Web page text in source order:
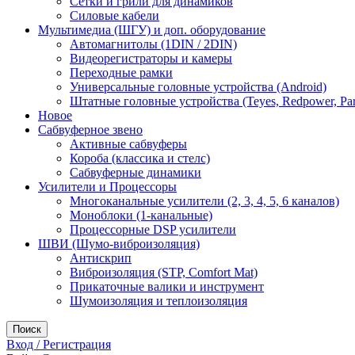
Силовые кабели
Мультимедиа (ШГУ) и доп. оборудование
Автомагнитолы (1DIN / 2DIN)
Видеорегистраторы и камеры
Переходные рамки
Универсальные головные устройства (Android)
Штатные головные устройства (Teyes, Redpower,
Новое
Сабвуферное звено
Активные сабвуферы
Короба (классика и стелс)
Сабвуферные динамики
Усилители и Процессоры
Многоканальные усилители (2, 3, 4, 5, 6 каналов)
Моноблоки (1-канальные)
Процессорные DSP усилители
ШВИ (Шумо-виброизоляция)
Антискрип
Виброизоляция (STP, Comfort Mat)
Прикаточные валики и инструмент
Шумоизоляция и теплоизоляция
Поиск
Вход / Регистрация